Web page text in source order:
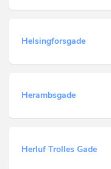
Helsingforsgade
Herambsgade
Herluf Trolles Gade